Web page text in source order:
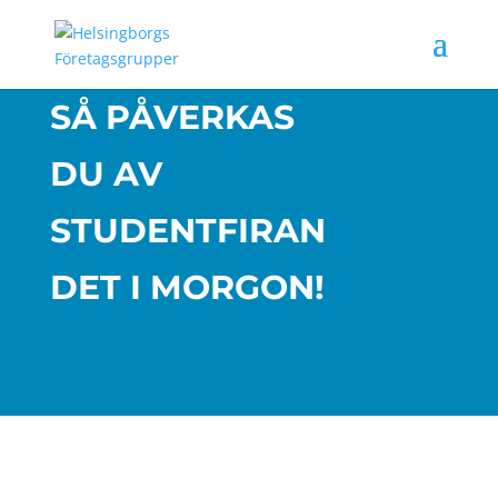
SÅ PÅVERKAS
DU AV
STUDENTFIRAN
DET I MORGON!